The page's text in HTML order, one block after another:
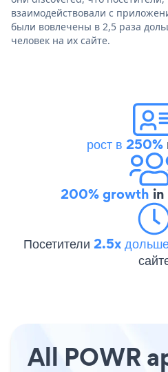
взаимодействовали с
были вовлечены в 2,5 раза
человек на их сайте.
рост в 250%
200% growth
Посетители 2.5x
All POWR